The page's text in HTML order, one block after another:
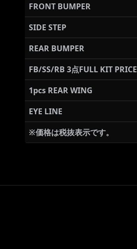
FRONT BUMPER
SIDE STEP
REAR BUMPER
FB/SS/RB 3点FULL KIT PRICE
1pcs REAR WING
EYE LINE
※価格は税抜表示です。